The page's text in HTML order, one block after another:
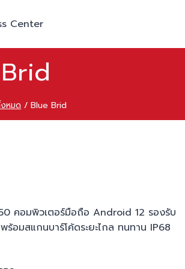
หมด / Blue Brid